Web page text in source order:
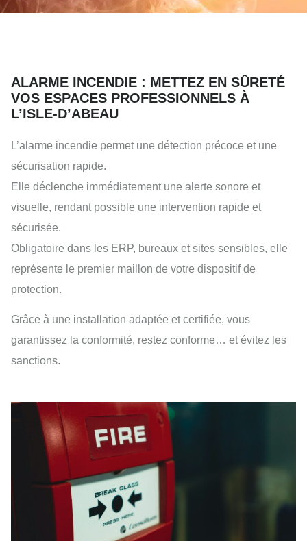
ALARME INCENDIE : METTEZ EN SÛRETÉ
VOS ESPACES PROFESSIONNELS À
L’ISLE-D’ABEAU
L’alarme incendie permet une détection précoce et une
sécurisation rapide.
Elle déclenche immédiatement une alerte sonore et
visuelle, rendant possible une intervention rapide et
sécurisée.
Obligatoire dans les ERP, bureaux et sites sensibles, elle
représente le premier maillon de votre dispositif de
protection.
Grâce à une installation adaptée et certifiée, vous
garantissez la conformité, restez conforme… et évitez les
sanctions.